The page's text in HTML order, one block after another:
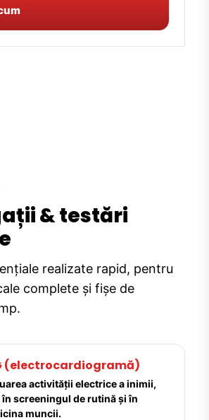
& testări
realizate rapid, pentru
complete și fișe de
(electrocardiogramă)
activității electrice a inimii,
screeningul de rutină și în
muncii.